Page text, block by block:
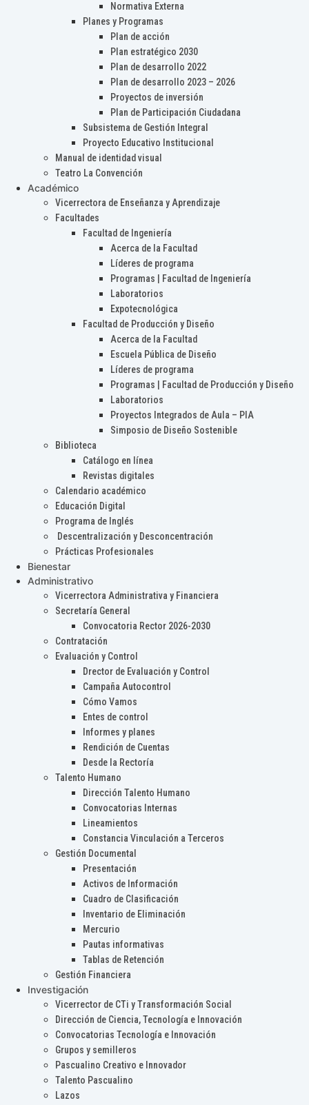
Normativa Externa
Planes y Programas
Plan de acción
Plan estratégico 2030
Plan de desarrollo 2022
Plan de desarrollo 2023 – 2026
Proyectos de inversión
Plan de Participación Ciudadana
Subsistema de Gestión Integral
Proyecto Educativo Institucional
Manual de identidad visual
Teatro La Convención
Académico
Vicerrectora de Enseñanza y Aprendizaje
Facultades
Facultad de Ingeniería
Acerca de la Facultad
Líderes de programa
Programas | Facultad de Ingeniería
Laboratorios
Expotecnológica
Facultad de Producción y Diseño
Acerca de la Facultad
Escuela Pública de Diseño
Líderes de programa
Programas | Facultad de Producción y Diseño
Laboratorios
Proyectos Integrados de Aula – PIA
Simposio de Diseño Sostenible
Biblioteca
Catálogo en línea
Revistas digitales
Calendario académico
Educación Digital
Programa de Inglés
Descentralización y Desconcentración
Prácticas Profesionales
Bienestar
Administrativo
Vicerrectora Administrativa y Financiera
Secretaría General
Convocatoria Rector 2026-2030
Contratación
Evaluación y Control
Drector de Evaluación y Control
Campaña Autocontrol
Cómo Vamos
Entes de control
Informes y planes
Rendición de Cuentas
Desde la Rectoría
Talento Humano
Dirección Talento Humano
Convocatorias Internas
Lineamientos
Constancia Vinculación a Terceros
Gestión Documental
Presentación
Activos de Información
Cuadro de Clasificación
Inventario de Eliminación
Mercurio
Pautas informativas
Tablas de Retención
Gestión Financiera
Investigación
Vicerrector de CTi y Transformación Social
Dirección de Ciencia, Tecnología e Innovación
Convocatorias Tecnología e Innovación
Grupos y semilleros
Pascualino Creativo e Innovador
Talento Pascualino
Lazos